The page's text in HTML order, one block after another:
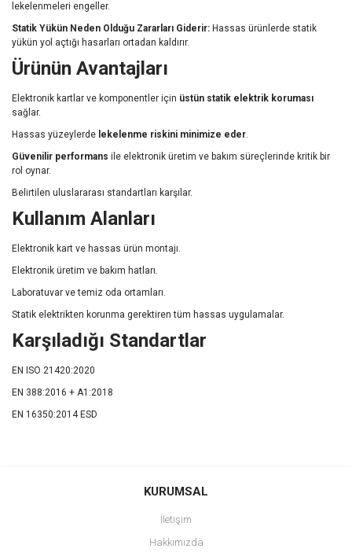
lekelenmeleri engeller.
Statik Yükün Neden Olduğu Zararları Giderir: Hassas ürünlerde statik
yükün yol açtığı hasarları ortadan kaldırır.
Ürünün Avantajları
Elektronik kartlar ve komponentler için üstün statik elektrik koruması
sağlar.
Hassas yüzeylerde lekelenme riskini minimize eder.
Güvenilir performans ile elektronik üretim ve bakım süreçlerinde kritik bir
rol oynar.
Belirtilen uluslararası standartları karşılar.
Kullanım Alanları
Elektronik kart ve hassas ürün montajı.
Elektronik üretim ve bakım hatları.
Laboratuvar ve temiz oda ortamları.
Statik elektrikten korunma gerektiren tüm hassas uygulamalar.
Karşıladığı Standartlar
EN ISO 21420:2020
EN 388:2016 + A1:2018
EN 16350:2014 ESD
Bu ürüne ilk yorumu siz yapın!
Ürün resmi kalitesiz, bozuk veya görüntülenemiyor.
KURUMSAL
İletişim
Hakkımızda